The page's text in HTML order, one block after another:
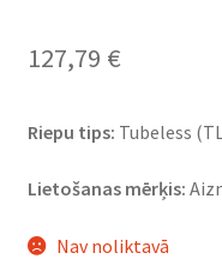
127,79 €
Riepu tips: Tubeless
Lietošanas mērķis:
Nav noliktavā